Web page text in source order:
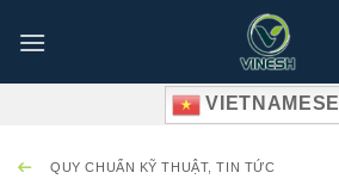
qua
VIETNAMESE
QUY CHUẨN KỸ THUẬT,TIN TỨC